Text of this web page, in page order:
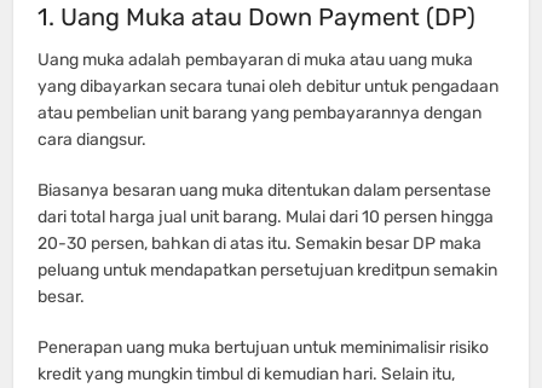
1. Uang Muka atau Down Payment (DP)
Uang muka adalah pembayaran di muka atau uang muka
yang dibayarkan secara tunai oleh debitur untuk pengadaan
atau pembelian unit barang yang pembayarannya dengan
cara diangsur.
Biasanya besaran uang muka ditentukan dalam persentase
dari total harga jual unit barang. Mulai dari 10 persen hingga
20-30 persen, bahkan di atas itu. Semakin besar DP maka
peluang untuk mendapatkan persetujuan kreditpun semakin
besar.
Penerapan uang muka bertujuan untuk meminimalisir risiko
kredit yang mungkin timbul di kemudian hari. Selain itu,